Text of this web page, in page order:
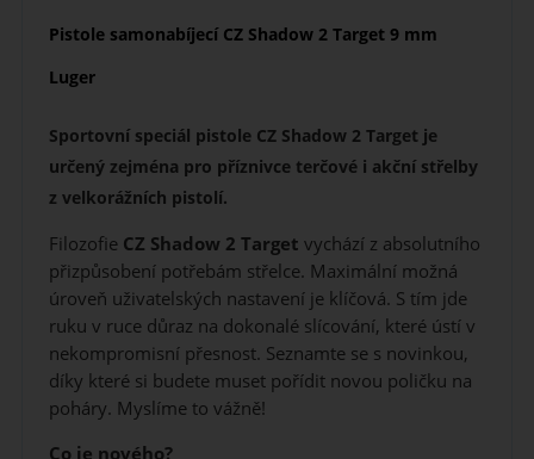
Pistole samonabíjecí CZ Shadow 2 Target 9 mm
Luger
Sportovní speciál pistole CZ Shadow 2 Target je
určený zejména pro příznivce terčové i akční střelby
z velkorážních pistolí.
Filozofie CZ Shadow 2 Target vychází z absolutního
přizpůsobení potřebám střelce. Maximální možná
úroveň uživatelských nastavení je klíčová. S tím jde
ruku v ruce důraz na dokonalé slícování, které ústí v
nekompromisní přesnost. Seznamte se s novinkou,
díky které si budete muset pořídit novou poličku na
poháry. Myslíme to vážně!
Co je nového?